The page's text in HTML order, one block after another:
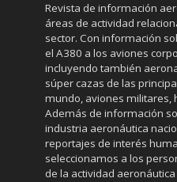
Revista de información
áreas de actividad
sector. Con información
el A380 a los aviones
incluyendo también
súper cazas de las
mundo, aviones militares,
Además de información
industria aeronáutica
reportajes de interés
seleccionamos a los
de la actividad